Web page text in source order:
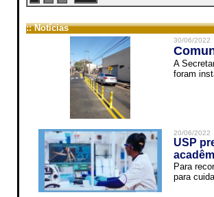
:: Notícias
30/06/2022
A
foram
20/06/2022
USP
Para
para